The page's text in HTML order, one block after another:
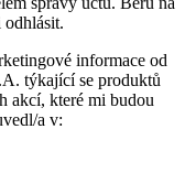
informace od
týkající se produktů
akcí, které mi budou
a v: